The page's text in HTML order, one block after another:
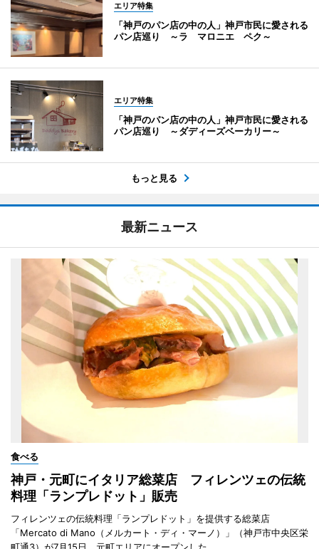
エリア特集
「神戸のパン店の中の人」神戸市民に愛される
パン店巡り ～ラ マロニエ ペク～
エリア特集
「神戸のパン店の中の人」神戸市民に愛される
パン店巡り ～ダディーズベーカリー～
もっと見る
最新ニュース
食べる
神戸・元町にイタリア総菜店 フィレンツェの伝統
料理「ランプレドット」販売
フィレンツェの伝統料理「ランプレドット」を提供する総菜店
「Mercato di Mano（メルカート・ディ・マーノ）」（神戸市中央区栄